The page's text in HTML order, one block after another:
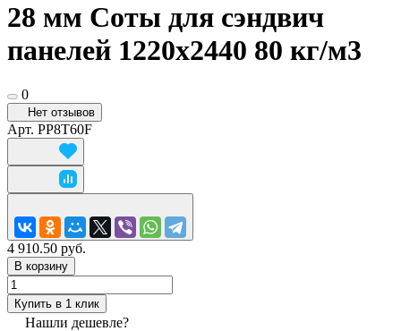
28 мм Соты для сэндвич
панелей 1220х2440 80 кг/м3
0
Нет отзывов
Арт. PP8T60F
4 910.50 руб.
В корзину
Купить в 1 клик
Нашли дешевле?